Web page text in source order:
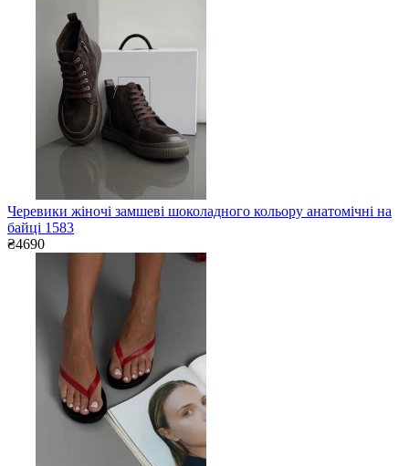
Черевики жіночі замшеві шоколадного кольору анатомічні на
байці 1583
₴4690